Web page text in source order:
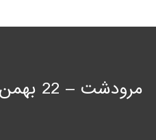
مرودشت – 22 بهمن شمالی